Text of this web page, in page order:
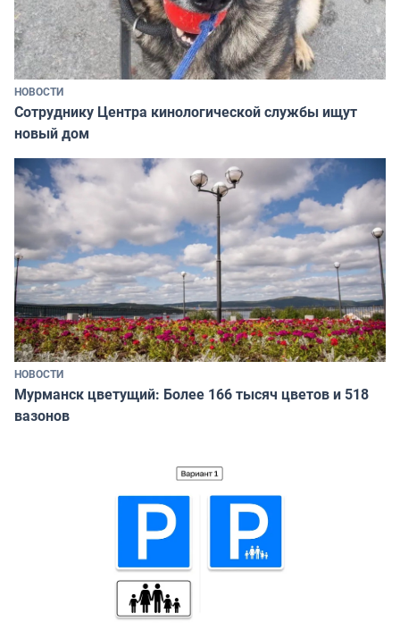
НОВОСТИ
Сотруднику Центра кинологической службы ищут
новый дом
НОВОСТИ
Мурманск цветущий: Более 166 тысяч цветов и 518
вазонов